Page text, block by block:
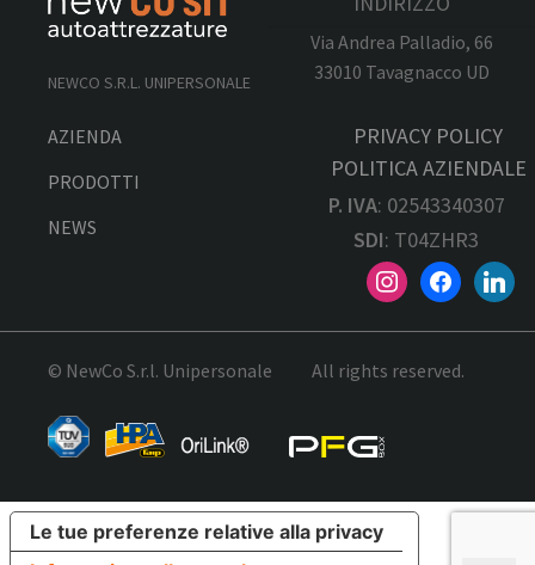
NEWCO S.R.L. UNIPERSONALE
Via Andrea Palladio, 66
33010 Tavagnacco UD
AZIENDA
PRODOTTI
NEWS
PRIVACY POLICY
POLITICA AZIENDALE
P. IVA: 02543340307
SDI: T04ZHR3
© NewCo S.r.l. Unipersonale All rights reserved.
Le tue preferenze relative alla privacy